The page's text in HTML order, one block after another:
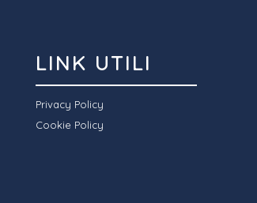
LINK UTILI
Privacy Policy
Cookie Policy